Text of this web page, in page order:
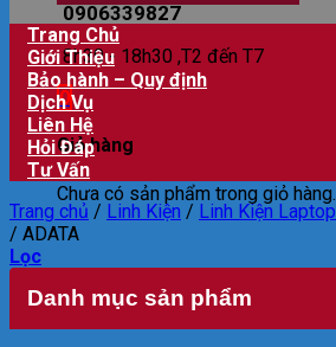
0906339827
8h30 - 18h30 ,T2 đến T7
0
Giỏ hàng
Chưa có sản phẩm trong giỏ hàng.
Trang Chủ
Giới Thiệu
Bảo hành – Quy định
Dịch Vụ
Liên Hệ
Hỏi Đáp
Tư Vấn
Trang chủ / Linh Kiện / Linh Kiện Laptop
/ ADATA
Lọc
Danh mục sản phẩm